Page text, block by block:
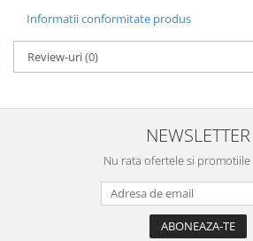
Informatii conformitate produs
Review-uri(0)
NEWSLETTER
Nu rata ofertele si